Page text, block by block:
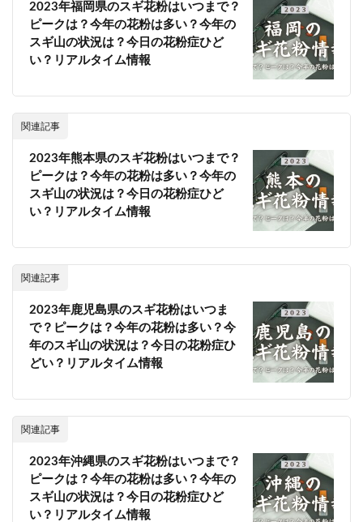
2023年福岡県のスギ花粉はいつまで？
ピークは？今年の花粉は多い？今年の
スギ山の状況は？今日の花粉症ひど
い？リアルタイム情報
関連記事
2023年熊本県のスギ花粉はいつまで？
ピークは？今年の花粉は多い？今年の
スギ山の状況は？今日の花粉症ひど
い？リアルタイム情報
関連記事
2023年鹿児島県のスギ花粉はいつま
で？ピークは？今年の花粉は多い？今
年のスギ山の状況は？今日の花粉症ひ
どい？リアルタイム情報
関連記事
2023年沖縄県のスギ花粉はいつまで？
ピークは？今年の花粉は多い？今年の
スギ山の状況は？今日の花粉症ひど
い？リアルタイム情報